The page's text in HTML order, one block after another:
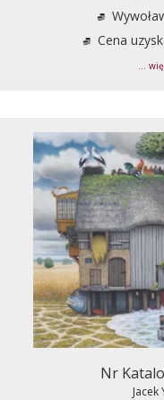
Cena
...
Nr
Jacek